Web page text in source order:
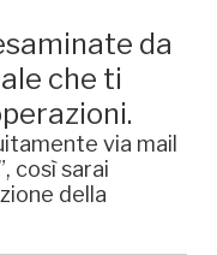
da
che ti
via mail
così sarai
della